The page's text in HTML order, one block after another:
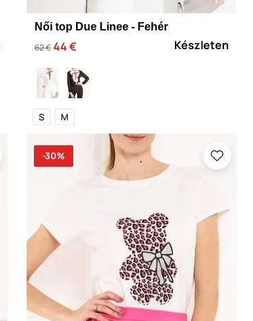
Női top Due Linee - Fehér
62 €44 € Készleten
S M
-30%